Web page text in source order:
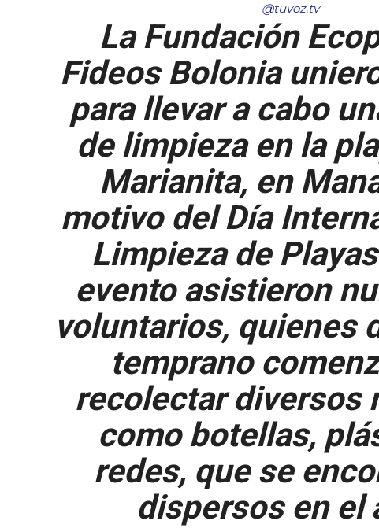
@tuvoz.tv
La Fundación
Fideos Bolonia
para llevar a cabo
de limpieza en la
Marianita, en
motivo del Día
Limpieza de
evento asistieron
voluntarios, quienes
temprano
recolectar diversos
como botellas,
redes, que se
dispersos en el